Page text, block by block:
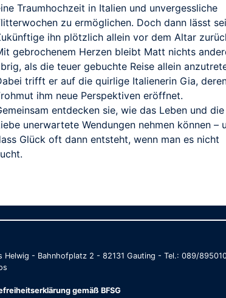
Traumhochzeit in Italien und unvergessliche
zu ermöglichen. Doch dann lässt
ihn plötzlich allein vor dem Altar
gebrochenem Herzen bleibt Matt nichts
als die teuer gebuchte Reise allein
trifft er auf die quirlige Italienerin Gia,
ihm neue Perspektiven eröffnet.
entdecken sie, wie das Leben und die
unerwartete Wendungen nehmen können –
Glück oft dann entsteht, wenn man es nicht
- Bahnhofplatz 2 - 82131 Gauting - Tel.: 089/
gemäß BFSG